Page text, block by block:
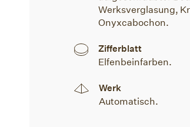
Werksverglasung,
Onyxcabochon.
Zifferblatt
Elfenbeinfarben.
Werk
Automatisch.